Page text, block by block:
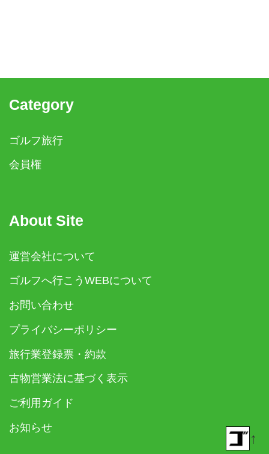
Category
ゴルフ旅行
会員権
About Site
運営会社について
ゴルフへ行こうWEBについて
お問い合わせ
プライバシーポリシー
旅行業登録票・約款
古物営業法に基づく表示
ご利用ガイド
お知らせ
↑